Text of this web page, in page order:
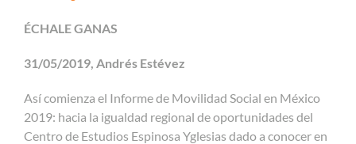
ÉCHALE GANAS
31/05/2019, Andrés Estévez
Así comienza el Informe de Movilidad Social en México
2019: hacia la igualdad regional de oportunidades del
Centro de Estudios Espinosa Yglesias dado a conocer en